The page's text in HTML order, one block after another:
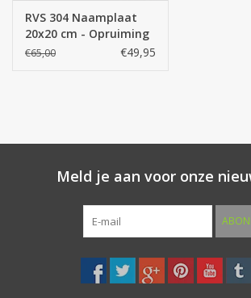
RVS 304 Naamplaat
20x20 cm - Opruiming
€65,00 €49,95
Meld je aan voor onze